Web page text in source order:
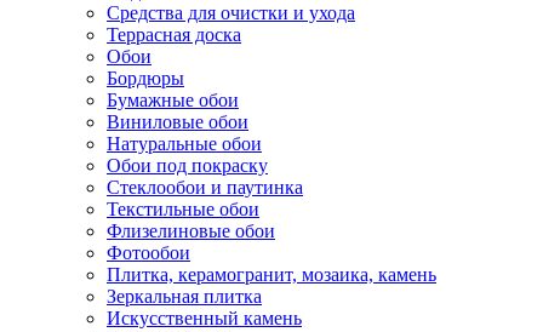
Средства для очистки и ухода
Террасная доска
Обои
Бордюры
Бумажные обои
Виниловые обои
Натуральные обои
Обои под покраску
Стеклообои и паутинка
Текстильные обои
Флизелиновые обои
Фотообои
Плитка, керамогранит, мозаика, камень
Зеркальная плитка
Искусственный камень